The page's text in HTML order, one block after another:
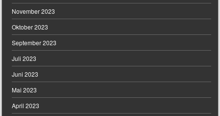
November 2023
Oktober 2023
September 2023
Juli 2023
Juni 2023
Mai 2023
April 2023